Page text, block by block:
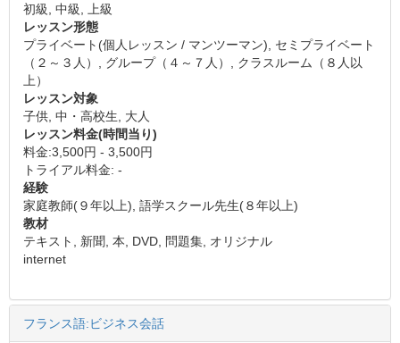
初級, 中級, 上級
レッスン形態
プライベート(個人レッスン / マンツーマン), セミプライベート
（２～３人）, グループ（４～７人）, クラスルーム（８人以
上）
レッスン対象
子供, 中・高校生, 大人
レッスン料金(時間当り)
料金:3,500円 - 3,500円
トライアル料金: -
経験
家庭教師(９年以上), 語学スクール先生(８年以上)
教材
テキスト, 新聞, 本, DVD, 問題集, オリジナル
internet
フランス語:ビジネス会話